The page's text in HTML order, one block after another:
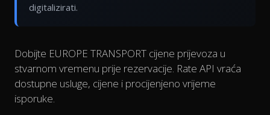
digitalizirati.
Dobijte EUROPE TRANSPORT cijene prijevoza u
stvarnom vremenu prije rezervacije. Rate API vraća
dostupne usluge, cijene i procijenjeno vrijeme
isporuke.